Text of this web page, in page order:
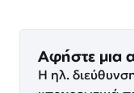
Αφήστε μια
Η ηλ.